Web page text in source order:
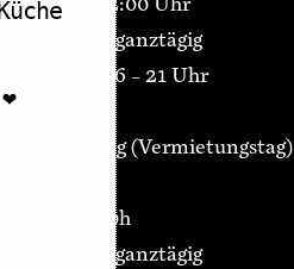
Kuchen ganztägig
Küche 16 – 21 Uhr
Ruhetag (Vermietungstag)
12:00 – 18:00h
Kuchen ganztägig